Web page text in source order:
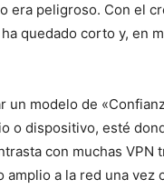
era peligroso. Con el
quedado corto y, en
modelo de
o dispositivo, esté
con muchas VPN
a la red una vez